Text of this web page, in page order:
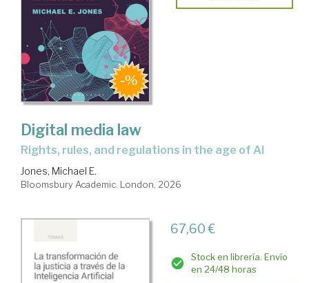
Digital media law
rights, rules, and regulations in the age of AI
Jones, Michael E.
Bloomsbury Academic. London, 2026
67,60 €
Stock en librería. Envío
en 24/48 horas